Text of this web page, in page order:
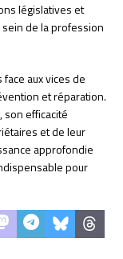
législatives et
de la profession
aux vices de
et réparation.
son efficacité
et de leur
approfondie
pour